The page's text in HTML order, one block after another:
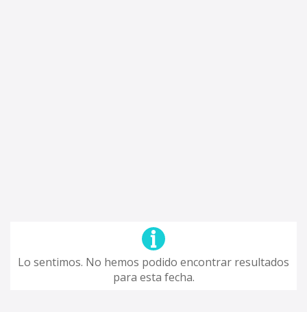
Lo sentimos. No hemos podido encontrar resultados
para esta fecha.